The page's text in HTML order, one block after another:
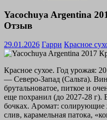
Yacochuya Argentina
Отзыв
29.01.2026 Гарри Красное
Красное сухое. Год урожая:
— Северо-Запад (Сальта).
брутальноватое, питкое и
еще похранил (до 2027-28 г).
бочках. Аромат:
слив, карамельная патока,